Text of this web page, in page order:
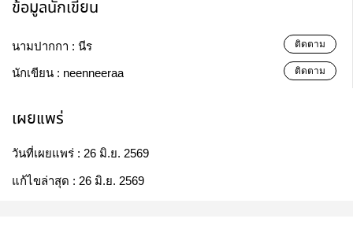
ข้อมูลนักเขียน
นามปากกา : นีร ติดตาม
นักเขียน : neenneeraa ติดตาม
เผยแพร่
วันที่เผยแพร่ : 26 มิ.ย. 2569
แก้ไขล่าสุด : 26 มิ.ย. 2569